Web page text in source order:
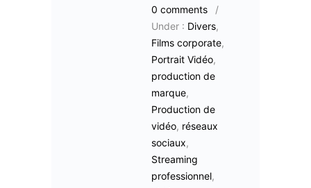
0 comments
/
Under : Divers,
Films corporate,
Portrait Vidéo,
production de
marque,
Production de
vidéo, réseaux
sociaux,
Streaming
professionnel,